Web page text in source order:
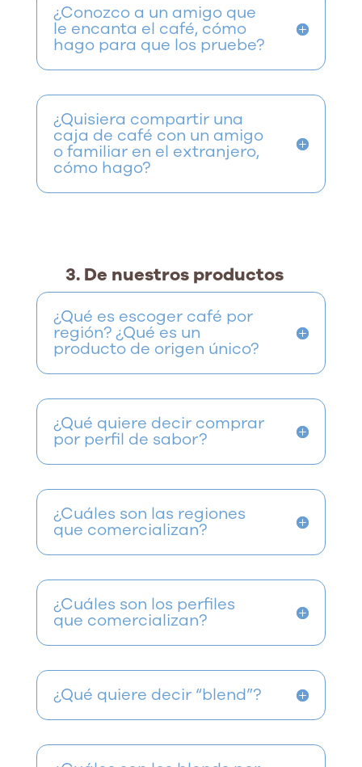
¿Conozco a un amigo que
le encanta el café, cómo
hago para que los pruebe?
¿Quisiera compartir una
caja de café con un amigo
o familiar en el extranjero,
cómo hago?
3. De nuestros productos
¿Qué es escoger café por
región? ¿Qué es un
producto de origen único?
¿Qué quiere decir comprar
por perfil de sabor?
¿Cuáles son las regiones
que comercializan?
¿Cuáles son los perfiles
que comercializan?
¿Qué quiere decir “blend”?